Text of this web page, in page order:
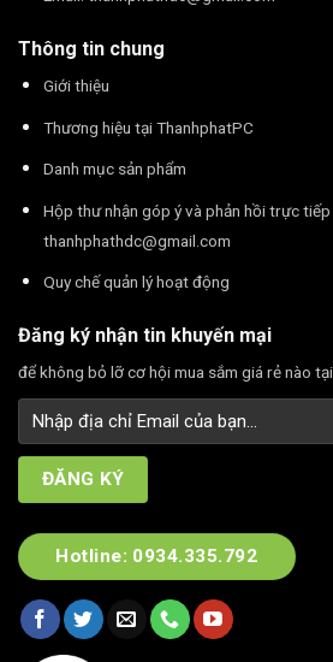
Thông tin chung
Giới thiệu
Thương hiệu tại ThanhphatPC
Danh mục sản phẩm
Hộp thư nhận góp ý và phản hồi trực tiếp
thanhphathdc@gmail.com
Quy chế quản lý hoạt động
Đăng ký nhận tin khuyến mại
để không bỏ lỡ cơ hội mua sắm giá rẻ nào
Hotline: 0934.335.792